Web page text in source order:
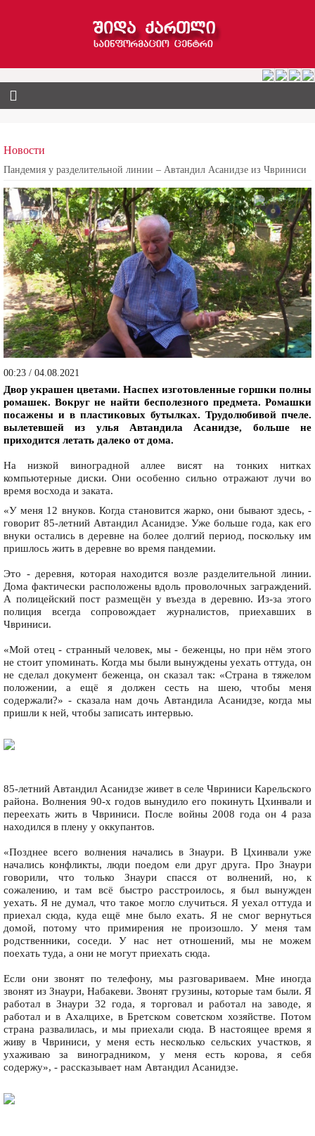
Новости
Пандемия у разделительной линии – Автандил Асанидзе из Чвриниси
00:23 / 04.08.2021
Двор украшен цветами. Наспех изготовленные горшки полны
ромашек. Вокруг не найти бесполезного предмета. Ромашки
посажены и в пластиковых бутылках. Трудолюбивой пчеле.
вылетевшей из улья Автандила Асанидзе, больше не
приходится летать далеко от дома.
На низкой виноградной аллее висят на тонких нитках
компьютерные диски. Они особенно сильно отражают лучи во
время восхода и заката.
«У меня 12 внуков. Когда становится жарко, они бывают здесь, -
говорит 85-летний Автандил Асанидзе. Уже больше года, как его
внуки остались в деревне на более долгий период, поскольку им
пришлось жить в деревне во время пандемии.
Это - деревня, которая находится возле разделительной линии.
Дома фактически расположены вдоль проволочных заграждений.
А полицейский пост размещён у въезда в деревню. Из-за этого
полиция всегда сопровождает журналистов, приехавших в
Чвриниси.
«Мой отец - странный человек, мы - беженцы, но при нём этого
не стоит упоминать. Когда мы были вынуждены уехать оттуда, он
не сделал документ беженца, он сказал так: «Страна в тяжелом
положении, а ещё я должен сесть на шею, чтобы меня
содержали?» - сказала нам дочь Автандила Асанидзе, когда мы
пришли к ней, чтобы записать интервью.
85-летний Автандил Асанидзе живет в селе Чвриниси Карельского
района. Волнения 90-х годов вынудило его покинуть Цхинвали и
переехать жить в Чвриниси. После войны 2008 года он 4 раза
находился в плену у оккупантов.
«Позднее всего волнения начались в Знаури. В Цхинвали уже
начались конфликты, люди поедом ели друг друга. Про Знаури
говорили, что только Знаури спасся от волнений, но, к
сожалению, и там всё быстро расстроилось, я был вынужден
уехать. Я не думал, что такое могло случиться. Я уехал оттуда и
приехал сюда, куда ещё мне было ехать. Я не смог вернуться
домой, потому что примирения не произошло. У меня там
родственники, соседи. У нас нет отношений, мы не можем
поехать туда, а они не могут приехать сюда.
Если они звонят по телефону, мы разговариваем. Мне иногда
звонят из Знаури, Набакеви. Звонят грузины, которые там были. Я
работал в Знаури 32 года, я торговал и работал на заводе, я
работал и в Ахалцихе, в Бретском советском хозяйстве. Потом
страна развалилась, и мы приехали сюда. В настоящее время я
живу в Чвриниси, у меня есть несколько сельских участков, я
ухаживаю за виноградником, у меня есть корова, я себя
содержу», - рассказывает нам Автандил Асанидзе.